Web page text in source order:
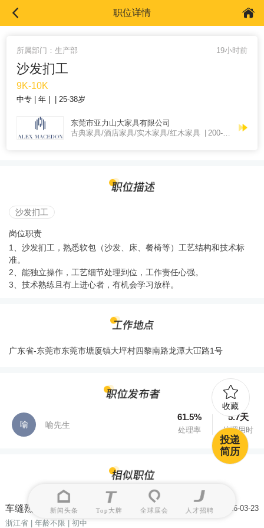
职位详情
所属部门：生产部 19小时前
沙发扪工
9K-10K
中专 年 25-38岁
东莞市亚力山大家具有限公司
古典家具/酒店家具/实木家具/红木家具
200-500人
沙发扪工
岗位职责
1、沙发扪工，熟悉软包（沙发、床、餐椅等）工艺结构和技术标
准。
2、能独立操作，工艺细节处理到位，工作责任心强。
3、技术熟练且有上进心者，有机会学习放样。
广东省-东莞市东莞市塘厦镇大坪村四黎南路龙潭大冚路1号
喻 喻先生
61.5%
处理率
5.7天
处理用时
10K-20K
2026-03-23
浙江省
| 年龄不限 | 初中
新闻头条 Top大牌 全球展会 人才招聘
收藏
投递
简历